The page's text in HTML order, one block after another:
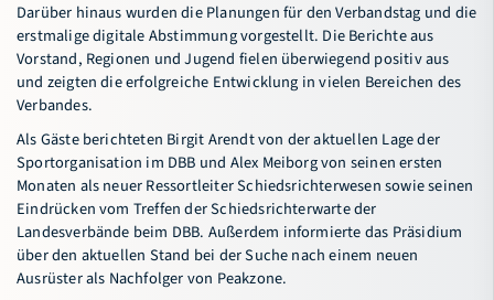
Darüber hinaus wurden die Planungen für den Verbandstag und die
erstmalige digitale Abstimmung vorgestellt. Die Berichte aus
Vorstand, Regionen und Jugend fielen überwiegend positiv aus
und zeigten die erfolgreiche Entwicklung in vielen Bereichen des
Verbandes.
Als Gäste berichteten Birgit Arendt von der aktuellen Lage der
Sportorganisation im DBB und Alex Meiborg von seinen ersten
Monaten als neuer Ressortleiter Schiedsrichterwesen sowie seinen
Eindrücken vom Treffen der Schiedsrichterwarte der
Landesverbände beim DBB. Außerdem informierte das Präsidium
über den aktuellen Stand bei der Suche nach einem neuen
Ausrüster als Nachfolger von Peakzone.